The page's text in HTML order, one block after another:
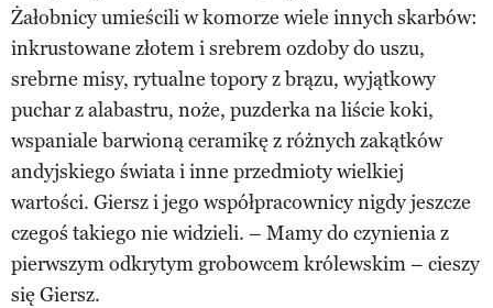
Żałobnicy umieścili w komorze wiele innych skarbów:
inkrustowane złotem i srebrem ozdoby do uszu,
srebrne misy, rytualne topory z brązu, wyjątkowy
puchar z alabastru, noże, puzderka na liście koki,
wspaniale barwioną ceramikę z różnych zakątków
andyjskiego świata i inne przedmioty wielkiej
wartości. Giersz i jego współpracownicy nigdy jeszcze
czegoś takiego nie widzieli. – Mamy do czynienia z
pierwszym odkrytym grobowcem królewskim – cieszy
się Giersz.